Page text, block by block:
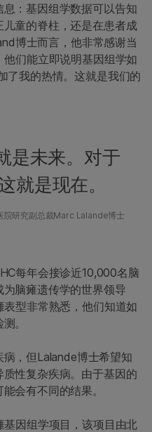
：基因组学数据可以告知
童的脊柱，还是在患者成
博士而言，他非常感谢当
们能立即说明基因组学如
了我的热情。这就是我们的
是未来。对于
就是现在。
院研究副总裁Marc Lalande博士
每年会接诊近10,000名脑
脑瘫遗传学的世界领导
型非常熟悉，他们知道如
。
，但Lalande博士希望知
性复杂疾病。由于基因的
会有不同的结果。
因组学项目，该项目由北